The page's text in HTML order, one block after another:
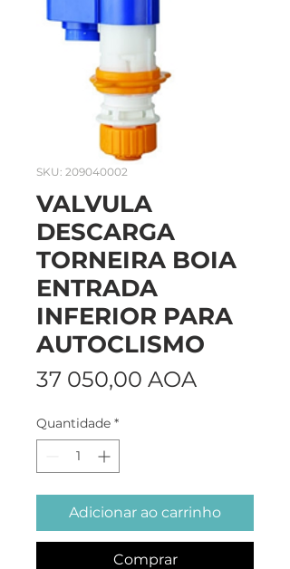
SKU: 209040002
VALVULA
DESCARGA
TORNEIRA BOIA
ENTRADA
INFERIOR PARA
AUTOCLISMO
37 050,00 AOA
Quantidade *
Adicionar ao carrinho
Comprar